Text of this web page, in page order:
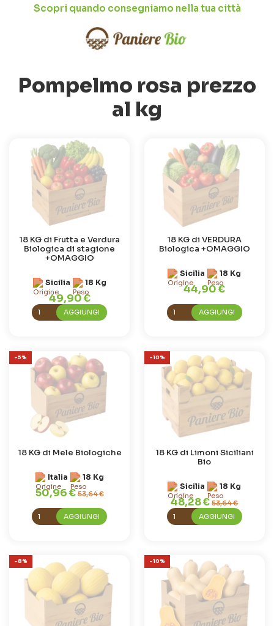
Scopri quando consegniamo nella tua città
Pompelmo rosa prezzo
al kg
18 KG di Frutta e Verdura
Biologica di stagione
+OMAGGIO
Sicilia 18 Kg
49,90 €
AGGIUNGI
18 KG di VERDURA
Biologica +OMAGGIO
Sicilia 18 Kg
44,90 €
AGGIUNGI
-5%
18 KG di Mele Biologiche
Italia 18 Kg
50,96 €53,64 €
AGGIUNGI
-10%
18 KG di Limoni Siciliani
Bio
Sicilia 18 Kg
48,28 €53,64 €
AGGIUNGI
-8% -10%